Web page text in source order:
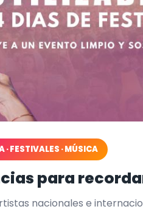
· FESTIVALES · MÚSICA
para
nacionales e